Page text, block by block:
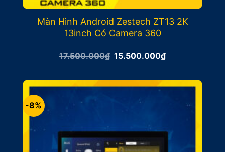
Màn Hình Android Zestech ZT13 2K
13inch Có Camera 360
17.500.000₫ Giá
17.500.000₫.
15.500.000₫Giá
là:
15.500.000₫.
-8%